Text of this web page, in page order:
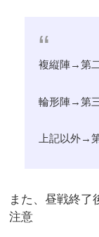
複縦陣→第
輪形陣→第
上記以外→
また、昼戦終了
注意